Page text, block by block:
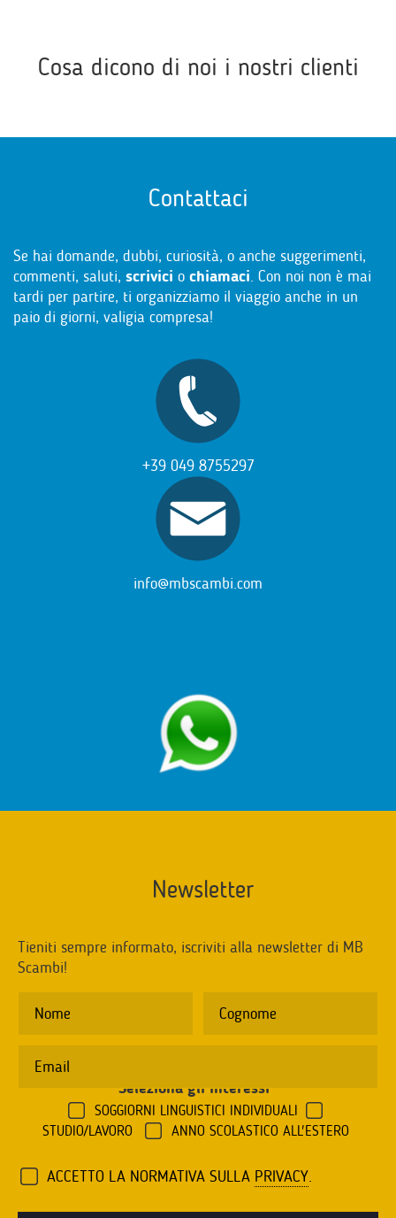
Cosa dicono di noi i nostri clienti
Contattaci
Se hai domande, dubbi, curiosità, o anche suggerimenti,
commenti, saluti, scrivici o chiamaci. Con noi non è mai
tardi per partire, ti organizziamo il viaggio anche in un
paio di giorni, valigia compresa!
+39 049 8755297
info@mbscambi.com
Newsletter
Tieniti sempre informato, iscriviti alla newsletter di MB
Scambi!
Seleziona gli interessi
SOGGIORNI LINGUISTICI INDIVIDUALI
STUDIO/LAVORO
ANNO SCOLASTICO ALL'ESTERO
ACCETTO LA NORMATIVA SULLA PRIVACY.